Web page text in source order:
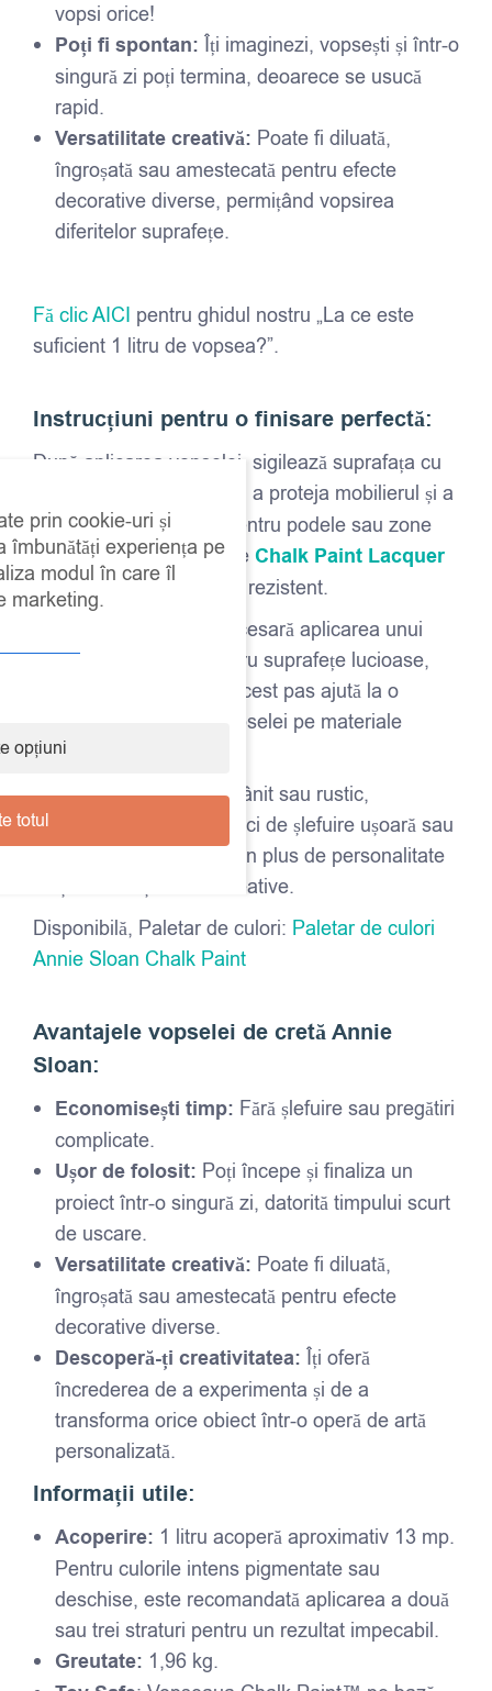
vopsi orice!
Poți fi spontan: Îți imaginezi, vopsești și într-o
singură zi poți termina, deoarece se usucă
rapid.
Versatilitate creativă: Poate fi diluată,
îngroșată sau amestecată pentru efecte
decorative diverse, permițând vopsirea
diferitelor suprafețe.
Fă clic AICI pentru ghidul nostru „La ce este
suficient 1 litru de vopsea?”.
Instrucțiuni pentru o finisare perfectă:
După aplicarea vopselei, sigilează suprafața cu
pentru a proteja mobilierul și a
obține un luciu subtil. Pentru podele sau zone
intens traficate, folosește Chalk Paint Lacquer
pentru un strat durabil și rezistent.
În unele cazuri, este necesară aplicarea unui
grund
, de exemplu pentru suprafețe lucioase,
precum PAL-ul lucios. Acest pas ajută la o
aderență mai bună a vopselei pe materiale
dificile.
Pentru un aspect îmbătrânit sau rustic,
experimentează cu tehnici de șlefuire ușoară sau
decapare. Poți adăuga un plus de personalitate
cu șabloane și texturi creative.
Disponibilă, Paletar de culori: Paletar de culori
Annie Sloan Chalk Paint
Avantajele vopselei de cretă Annie
Sloan:
Economisești timp: Fără șlefuire sau pregătiri
complicate.
Ușor de folosit: Poți începe și finaliza un
proiect într-o singură zi, datorită timpului scurt
de uscare.
Versatilitate creativă: Poate fi diluată,
îngroșată sau amestecată pentru efecte
decorative diverse.
Descoperă-ți creativitatea: Îți oferă
încrederea de a experimenta și de a
transforma orice obiect într-o operă de artă
personalizată.
Informații utile:
Acoperire: 1 litru acoperă aproximativ 13 mp.
Pentru culorile intens pigmentate sau
deschise, este recomandată aplicarea a două
sau trei straturi pentru un rezultat impecabil.
Greutate: 1,96 kg.
prin cookie-uri și
îmbunătăți experiența pe
modul în care îl
marketing.
opțiuni
totul